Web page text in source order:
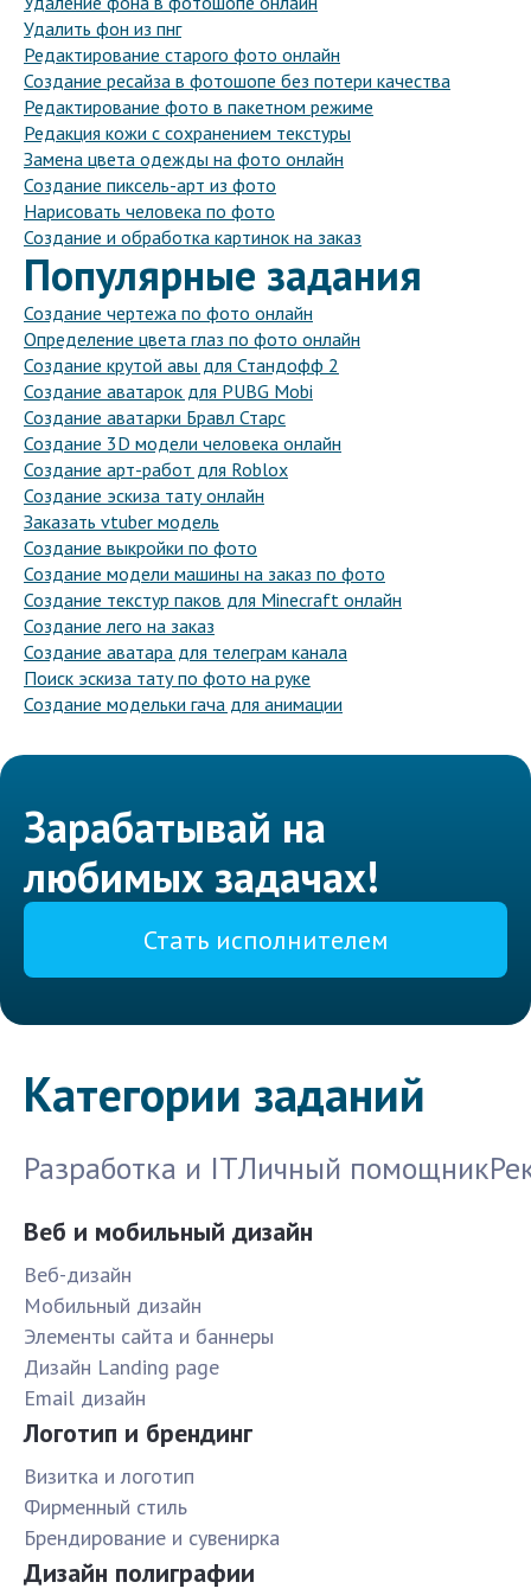
Удалить фон из пнг
Редактирование старого фото онлайн
Создание ресайза в фотошопе без потери качества
Редактирование фото в пакетном режиме
Редакция кожи с сохранением текстуры
Замена цвета одежды на фото онлайн
Создание пиксель-арт из фото
Нарисовать человека по фото
Создание и обработка картинок на заказ
Популярные задания
Создание чертежа по фото онлайн
Определение цвета глаз по фото онлайн
Создание крутой авы для Стандофф 2
Создание аватарок для PUBG Mobi
Создание аватарки Бравл Старс
Создание 3D модели человека онлайн
Создание арт-работ для Roblox
Создание эскиза тату онлайн
Заказать vtuber модель
Создание выкройки по фото
Создание модели машины на заказ по фото
Создание текстур паков для Minecraft онлайн
Создание лего на заказ
Создание аватара для телеграм канала
Поиск эскиза тату по фото на руке
Создание модельки гача для анимации
Зарабатывай на
любимых задачах!
Стать исполнителем
Категории заданий
Разработка и ITЛичный помощник
Веб и мобильный дизайн
Веб-дизайн
Мобильный дизайн
Элементы сайта и баннеры
Дизайн Landing page
Email дизайн
Логотип и брендинг
Визитка и логотип
Фирменный стиль
Брендирование и сувенирка
Дизайн полиграфии